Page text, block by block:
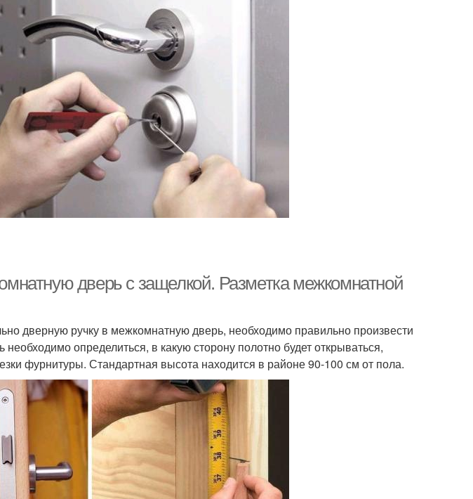
дверь с защелкой. Разметка межкомнатной
дверную ручку в межкомнатную дверь, необходимо правильно произвести
определиться, в какую сторону полотно будет открываться,
фурнитуры. Стандартная высота находится в районе 90-100 см от пола.